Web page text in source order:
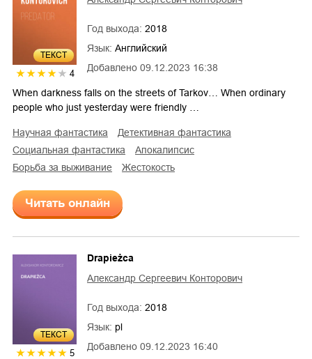
ТЕКСТ
4
Добавлено 09.12.2023 16:38
Год выхода: 2018
Язык: Английский
When darkness falls on the streets of Tarkov… When ordinary
people who just yesterday were friendly …
научная фантастика
детективная фантастика
социальная фантастика
апокалипсис
борьба за выживание
жестокость
Читать онлайн
ТЕКСТ
5
Добавлено 09.12.2023 16:40
Drapieżca
Александр Сергеевич Конторович
Год выхода: 2018
Язык: pl